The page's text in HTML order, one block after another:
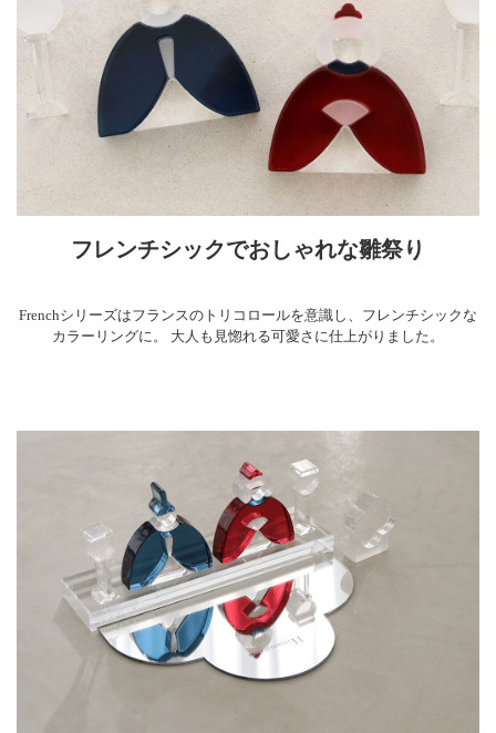
フレンチシックでおしゃれな雛祭り
Frenchシリーズはフランスのトリコロールを意識し、フレンチシックな
カラーリングに。 大人も見惚れる可愛さに仕上がりました。